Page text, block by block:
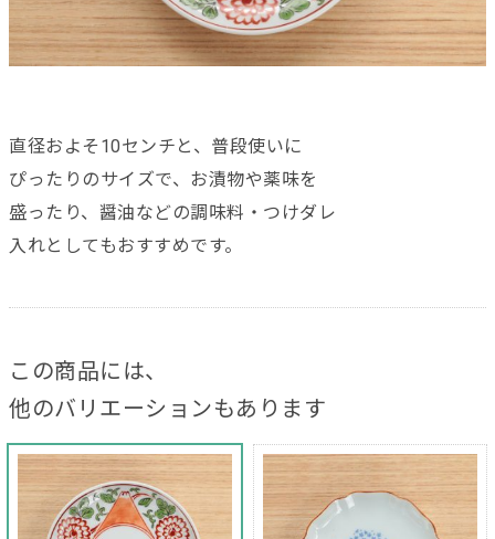
直径およそ10センチと、普段使いに
ぴったりのサイズで、お漬物や薬味を
盛ったり、醤油などの調味料・つけダレ
入れとしてもおすすめです。
この商品には、
他のバリエーションもあります